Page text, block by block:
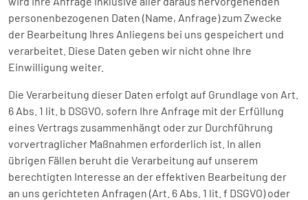
personenbezogenen Daten (Name, Anfrage) zum Zwecke
der Bearbeitung Ihres Anliegens bei uns gespeichert und
verarbeitet. Diese Daten geben wir nicht ohne Ihre
Einwilligung weiter.
Die Verarbeitung dieser Daten erfolgt auf Grundlage von Art.
6 Abs. 1 lit. b DSGVO, sofern Ihre Anfrage mit der Erfüllung
eines Vertrags zusammenhängt oder zur Durchführung
vorvertraglicher Maßnahmen erforderlich ist. In allen
übrigen Fällen beruht die Verarbeitung auf unserem
berechtigten Interesse an der effektiven Bearbeitung der
an uns gerichteten Anfragen (Art. 6 Abs. 1 lit. f DSGVO) oder